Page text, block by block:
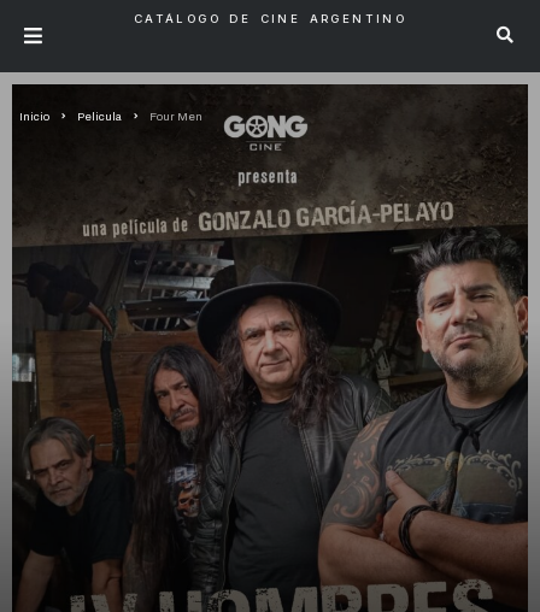
CATÁLOGO DE CINE ARGENTINO
Inicio Pelicula Four Men